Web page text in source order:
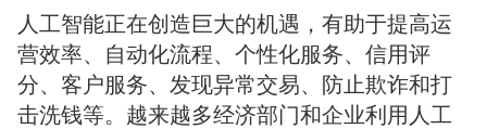
人工智能正在创造巨大的机遇，有助于提高运
营效率、自动化流程、个性化服务、信用评
分、客户服务、发现异常交易、防止欺诈和打
击洗钱等。越来越多经济部门和企业利用人工